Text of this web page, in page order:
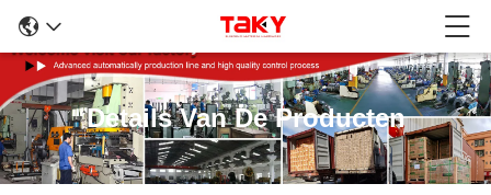
Details Van De Producten